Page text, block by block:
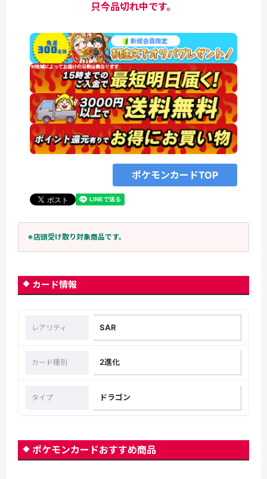
只今品切れ中です。
ポケモンカードTOP
※店頭受け取り対象商品です。
カード情報
レアリティ SAR
カード種別 2進化
タイプ ドラゴン
ポケモンカードおすすめ商品